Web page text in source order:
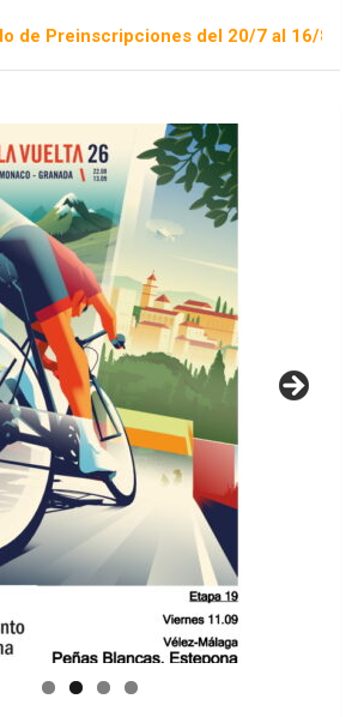
del 20/7 al 16/8 / Sorteo 1
DEPORTIVAS